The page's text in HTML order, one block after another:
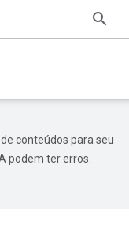
conteúdos para seu
podem ter erros.